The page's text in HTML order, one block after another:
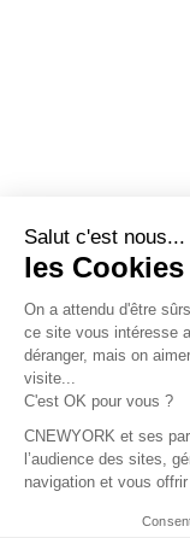
€ Euro
$ Dollar US
$ Dollar Canadien
₣ Franc Suisse
£ Livre sterling